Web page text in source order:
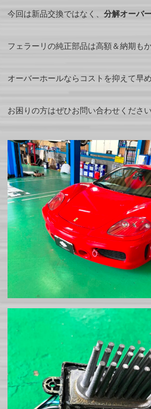
今回は新品交換ではなく、 分解オーバ
フェラーリの純正部品は高額＆納期も
オーバーホールならコストを抑えて早
お困りの方はぜひお問い合わせくださ